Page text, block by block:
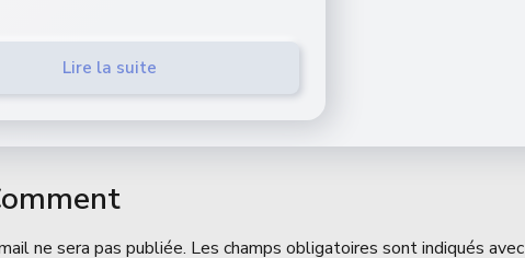
Lire la suite
ne sera pas publiée. Les champs obligatoires sont indiqués avec